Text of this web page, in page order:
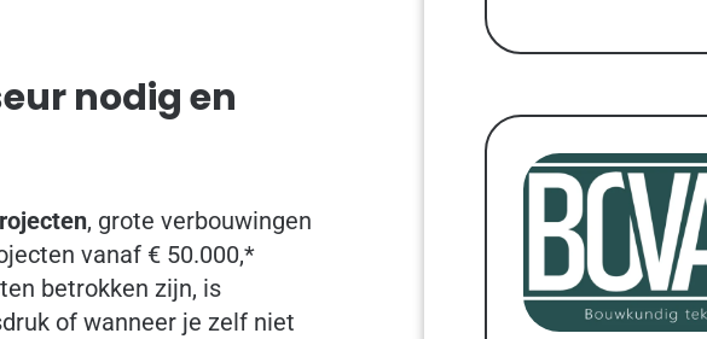
nodig en
, grote verbouwingen
vanaf € 50.000,*
betrokken zijn, is
of wanneer je zelf niet